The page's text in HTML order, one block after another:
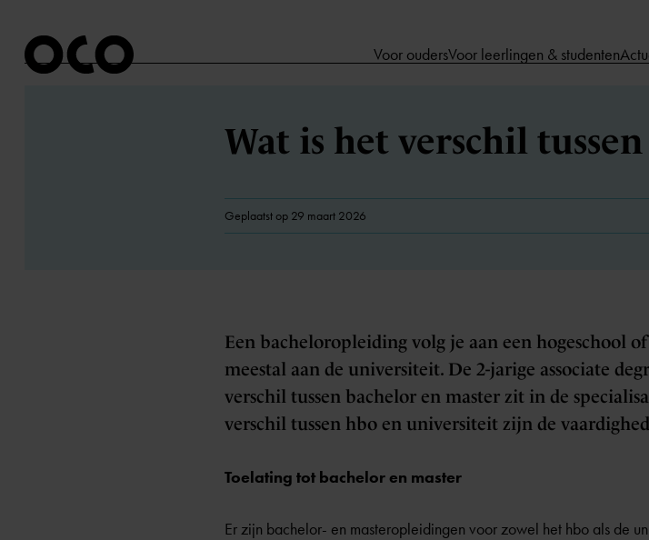
Voor oudersVoor leerlingen & studenten
Wat is het verschil
Geplaatst op 29 maart 2026
Een bacheloropleiding volg je aan een hogeschool
meestal aan de universiteit. De 2-jarige associate
verschil tussen bachelor en master zit in de
verschil tussen hbo en universiteit zijn de
Toelating tot bachelor en master
Er zijn bachelor- en masteropleidingen voor zowel het hbo als de